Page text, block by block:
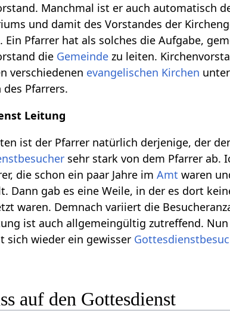
Manchmal ist er auch automatisch
und damit des Vorstandes der
Ein Pfarrer hat als solches die Aufgabe,
die Gemeinde zu leiten.
verschiedenen evangelischen Kirchen
Pfarrers.
Leitung
ist der Pfarrer natürlich derjenige, der
sehr stark von dem Pfarrer ab.
die schon ein paar Jahre imAmt waren
Dann gab es eine Weile, in der es dort
waren. Demnach variiert die
ist auch allgemeingültig zutreffend.
sich wieder ein gewisser
auf den Gottesdienst